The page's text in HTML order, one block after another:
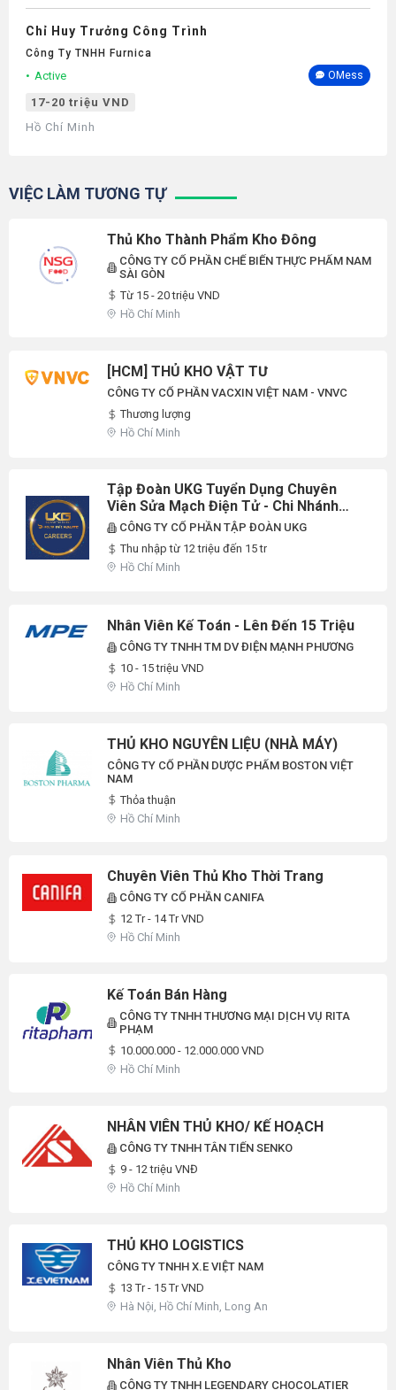
Chỉ Huy Trưởng Công Trình
Công Ty TNHH Furnica
Active OMess
17-20 triệu VND
Hồ Chí Minh
VIỆC LÀM TƯƠNG TỰ
Thủ Kho Thành Phẩm Kho Đông
CÔNG TY CỔ PHẦN CHẾ BIẾN THỰC PHẨM NAM
SÀI GÒN
Từ 15 - 20 triệu VND
Hồ Chí Minh
[HCM] THỦ KHO VẬT TƯ
CÔNG TY CỔ PHẦN VACXIN VIỆT NAM - VNVC
Thương lượng
Hồ Chí Minh
Tập Đoàn UKG Tuyển Dụng Chuyên
Viên Sửa Mạch Điện Tử - Chi Nhánh
HCM
CÔNG TY CỔ PHẦN TẬP ĐOÀN UKG
Thu nhập từ 12 triệu đến 15 tr
Hồ Chí Minh
Nhân Viên Kế Toán - Lên Đến 15 Triệu
CÔNG TY TNHH TM DV ĐIỆN MẠNH PHƯƠNG
10 - 15 triệu VND
Hồ Chí Minh
THỦ KHO NGUYÊN LIỆU (NHÀ MÁY)
CÔNG TY CỔ PHẦN DƯỢC PHẨM BOSTON VIỆT
NAM
Thỏa thuận
Hồ Chí Minh
Chuyên Viên Thủ Kho Thời Trang
CÔNG TY CỔ PHẦN CANIFA
12 Tr - 14 Tr VND
Hồ Chí Minh
Kế Toán Bán Hàng
CÔNG TY TNHH THƯƠNG MẠI DỊCH VỤ RITA
PHẠM
10.000.000 - 12.000.000 VND
Hồ Chí Minh
NHÂN VIÊN THỦ KHO/ KẾ HOẠCH
CÔNG TY TNHH TÂN TIẾN SENKO
9 - 12 triệu VNĐ
Hồ Chí Minh
THỦ KHO LOGISTICS
CÔNG TY TNHH X.E VIỆT NAM
13 Tr - 15 Tr VND
Hà Nội, Hồ Chí Minh, Long An
Nhân Viên Thủ Kho
CÔNG TY TNHH LEGENDARY CHOCOLATIER